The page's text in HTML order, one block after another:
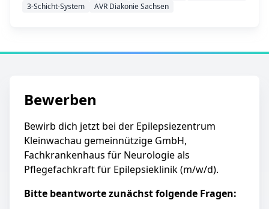
3-Schicht-System
AVR Diakonie Sachsen
Bewerben
Bewirb dich jetzt bei der Epilepsiezentrum
Kleinwachau gemeinnützige GmbH,
Fachkrankenhaus für Neurologie als
Pflegefachkraft für Epilepsieklinik (m/w/d).
Bitte beantworte zunächst folgende Fragen: